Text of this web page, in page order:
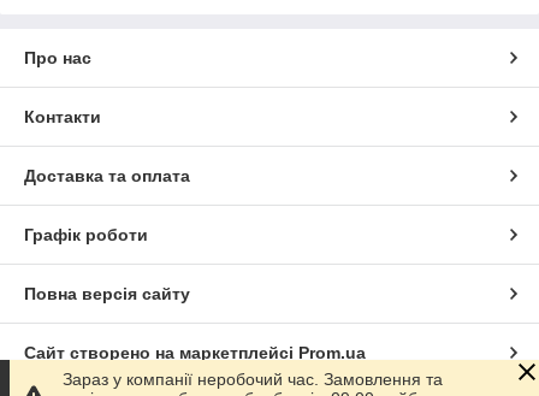
Про нас
Контакти
Доставка та оплата
Графік роботи
Повна версія сайту
Сайт створено на маркетплейсі Prom.ua
Зараз у компанії неробочий час. Замовлення та